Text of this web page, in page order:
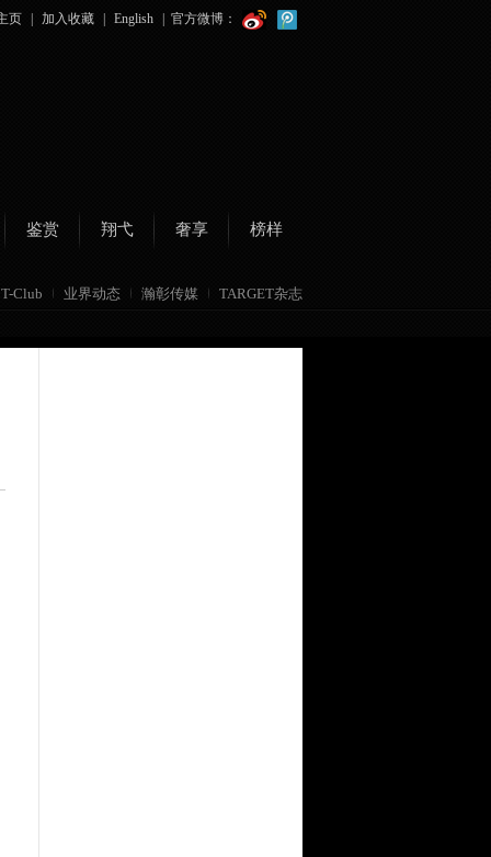
页 加入收藏 English 官方微博：
鉴赏 翔弋 奢享 榜样
T-Club 业界动态 瀚彰传媒 TARGET杂志